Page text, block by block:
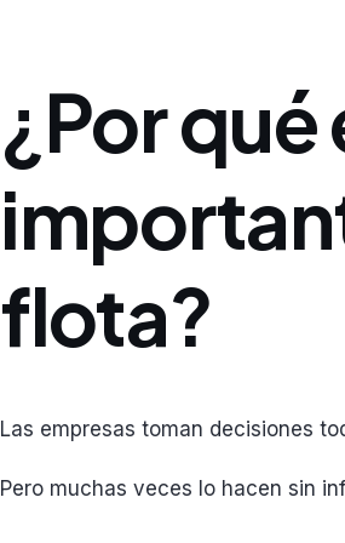
¿Por qué
flota?
Las empresas toman decisiones
Pero muchas veces lo hacen sin